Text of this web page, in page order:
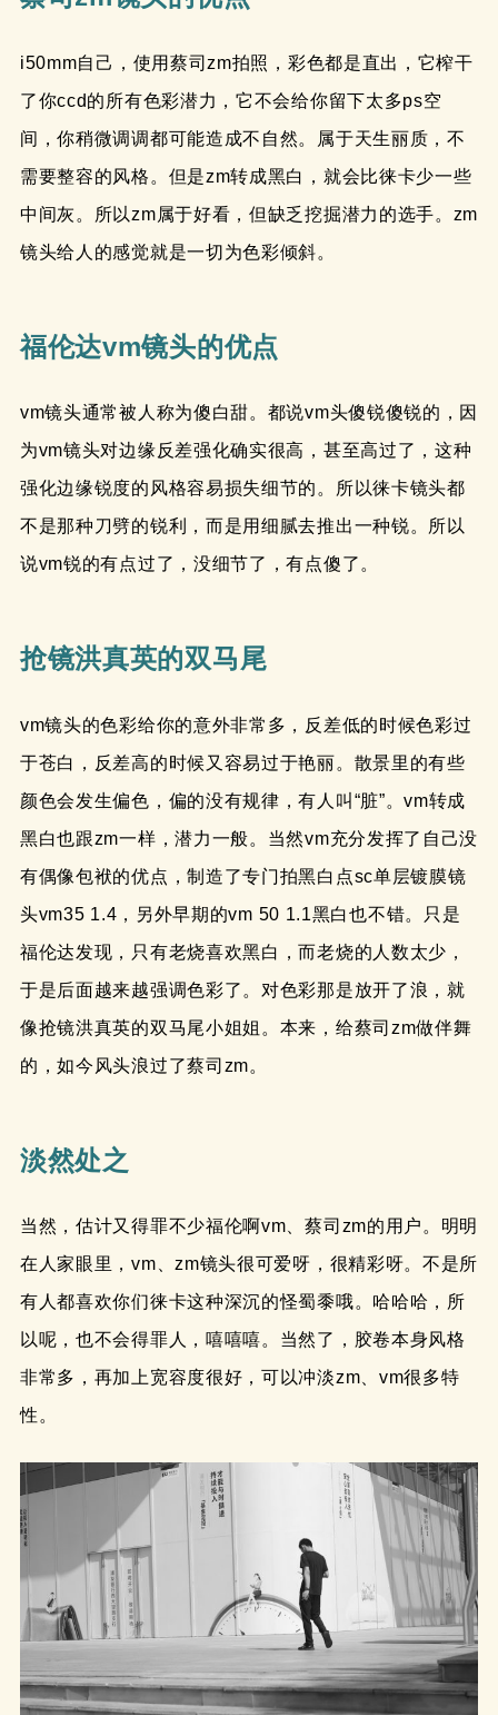
i50mm自己，使用蔡司zm拍照，彩色都是直出，它榨干
了你ccd的所有色彩潜力，它不会给你留下太多ps空
间，你稍微调调都可能造成不自然。属于天生丽质，不
需要整容的风格。但是zm转成黑白，就会比徕卡少一些
中间灰。所以zm属于好看，但缺乏挖掘潜力的选手。zm
镜头给人的感觉就是一切为色彩倾斜。
福伦达vm镜头的优点
vm镜头通常被人称为傻白甜。都说vm头傻锐傻锐的，因
为vm镜头对边缘反差强化确实很高，甚至高过了，这种
强化边缘锐度的风格容易损失细节的。所以徕卡镜头都
不是那种刀劈的锐利，而是用细腻去推出一种锐。所以
说vm锐的有点过了，没细节了，有点傻了。
抢镜洪真英的双马尾
vm镜头的色彩给你的意外非常多，反差低的时候色彩过
于苍白，反差高的时候又容易过于艳丽。散景里的有些
颜色会发生偏色，偏的没有规律，有人叫“脏”。vm转成
黑白也跟zm一样，潜力一般。当然vm充分发挥了自己没
有偶像包袱的优点，制造了专门拍黑白点sc单层镀膜镜
头vm35 1.4，另外早期的vm 50 1.1黑白也不错。只是
福伦达发现，只有老烧喜欢黑白，而老烧的人数太少，
于是后面越来越强调色彩了。对色彩那是放开了浪，就
像抢镜洪真英的双马尾小姐姐。本来，给蔡司zm做伴舞
的，如今风头浪过了蔡司zm。
淡然处之
当然，估计又得罪不少福伦啊vm、蔡司zm的用户。明明
在人家眼里，vm、zm镜头很可爱呀，很精彩呀。不是所
有人都喜欢你们徕卡这种深沉的怪蜀黍哦。哈哈哈，所
以呢，也不会得罪人，嘻嘻嘻。当然了，胶卷本身风格
非常多，再加上宽容度很好，可以冲淡zm、vm很多特
性。